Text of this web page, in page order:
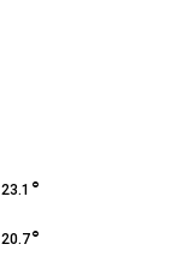
23.1 °
20.7°